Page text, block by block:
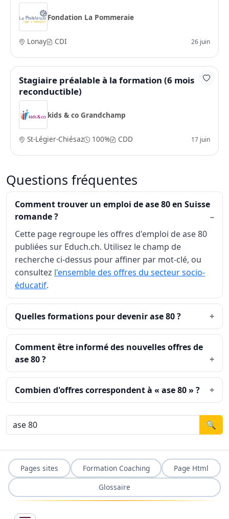
Fondation La Pommeraie
Lonay CDI 26 juin
Stagiaire préalable à la formation (6 mois
reconductible)
kids & co Grandchamp
St-Légier-Chiésaz 100% CDD 17 juin
Questions fréquentes
Comment trouver un emploi de ase 80 en Suisse
romande ?
Cette page regroupe les offres d'emploi de ase 80
publiées sur Educh.ch. Utilisez le champ de
recherche ci-dessus pour affiner par mot-clé, ou
consultez l'ensemble des offres du secteur socio-
éducatif.
Quelles formations pour devenir ase 80 ?
Comment être informé des nouvelles offres de
ase 80 ?
Combien d'offres correspondent à « ase 80 » ?
🔍
Pages sites Formation Coaching
Page Html
Glossaire